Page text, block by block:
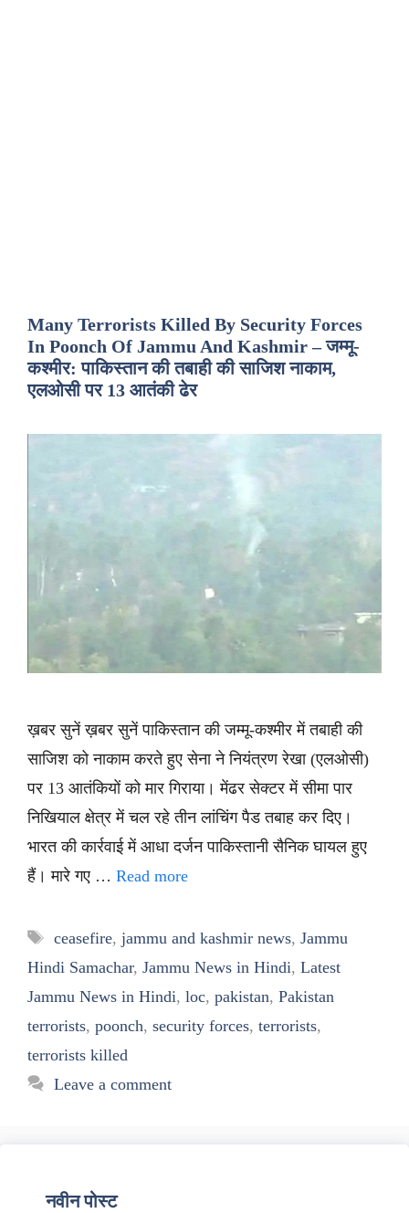
Many Terrorists Killed By Security Forces
In Poonch Of Jammu And Kashmir – जम्मू-
कश्मीर: पाकिस्तान की तबाही की साजिश नाकाम,
एलओसी पर 13 आतंकी ढेर
ख़बर सुनें ख़बर सुनें पाकिस्तान की जम्मू-कश्मीर में तबाही की
साजिश को नाकाम करते हुए सेना ने नियंत्रण रेखा (एलओसी)
पर 13 आतंकियों को मार गिराया। मेंढर सेक्टर में सीमा पार
निखियाल क्षेत्र में चल रहे तीन लांचिंग पैड तबाह कर दिए।
भारत की कार्रवाई में आधा दर्जन पाकिस्तानी सैनिक घायल हुए
हैं। मारे गए … Read more
Tags
ceasefire, jammu and kashmir news, Jammu
Hindi Samachar, Jammu News in Hindi, Latest
Jammu News in Hindi, loc, pakistan, Pakistan
terrorists, poonch, security forces, terrorists,
terrorists killed
Leave a comment
नवीन पोस्ट